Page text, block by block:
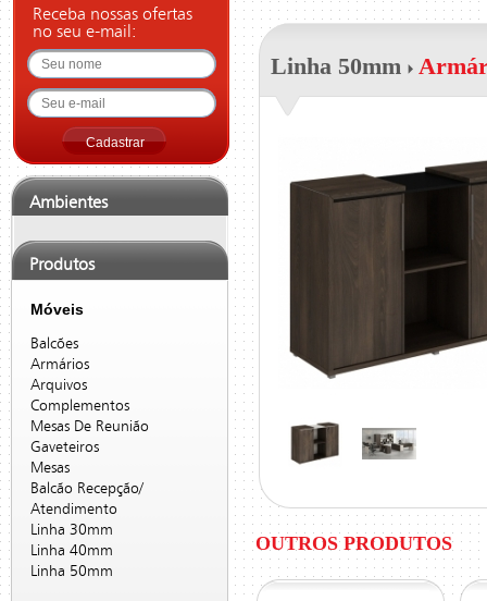
Receba nossas ofertas
no seu e-mail:
Ambientes
Produtos
Móveis
Balcões
Armários
Arquivos
Complementos
Mesas De Reunião
Gaveteiros
Mesas
Balcão Recepção/
Atendimento
Linha 30mm
Linha 40mm
Linha 50mm
Linha 50mm
OUTROS PRODUTOS